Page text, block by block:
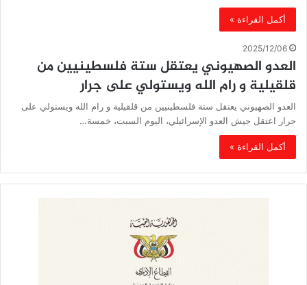
أكمل القراءة »
2025/12/06
العدو الصهيوني يعتقل ستة فلسطينيين من
قلقيلية و رام الله ويستولي على جرار
العدو الصهيوني يعتقل ستة فلسطينيين من قلقيلية و رام الله ويستولي على
جرار اعتقل جيش العدو الإسرائيلي، اليوم السبت، خمسة…
أكمل القراءة »